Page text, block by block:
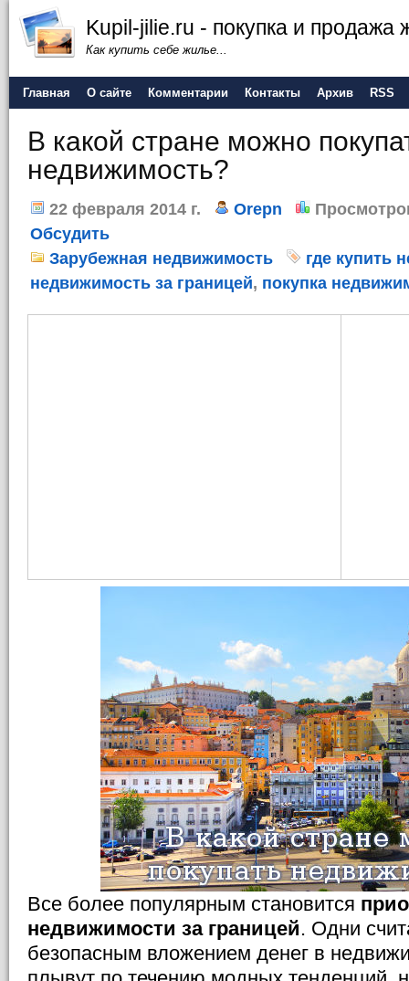
Kupil-jilie.ru - покупка и продажа
Как купить себе жилье...
Главная О сайте Комментарии Контакты Архив RSS
В какой стране можно
недвижимость?
22 февраля 2014 г. Orepn
Обсудить
Зарубежная недвижимость
где купить
недвижимость за границей, покупка
Все более популярным становится
недвижимости за границей. Одни
безопасным вложением денег в